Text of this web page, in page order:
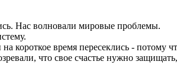
Нас волновали мировые проблемы.
короткое время пересеклись - потому
что свое счастье нужно